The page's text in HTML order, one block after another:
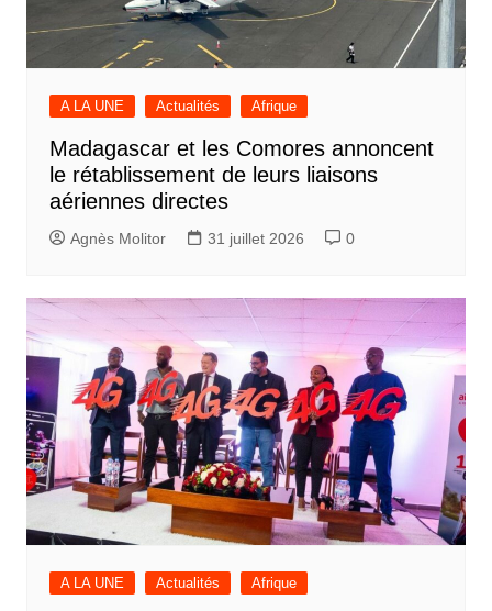
A LA UNE Actualités Afrique
Madagascar et les Comores annoncent
le rétablissement de leurs liaisons
aériennes directes
Agnès Molitor 31 juillet 2026 0
A LA UNE Actualités Afrique